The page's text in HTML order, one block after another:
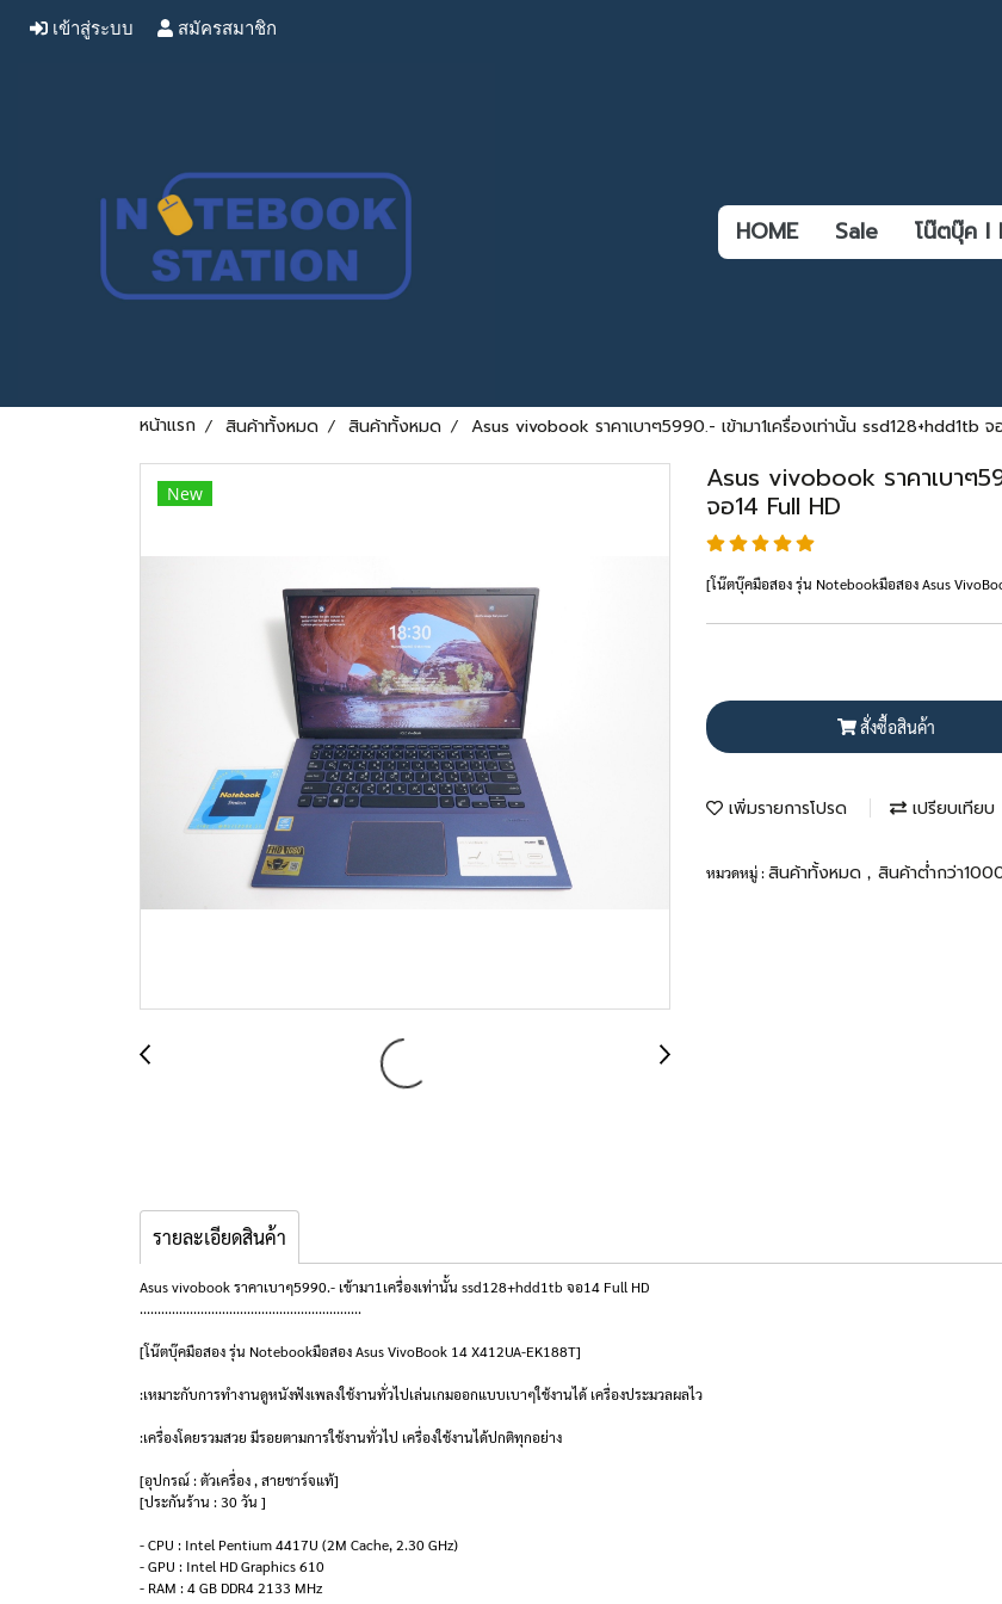
เข้าสู่ระบบ สมัครสมาชิก
HOME Sale โน๊ตบุ๊ค
หน้าแรก สินค้าทั้งหมด สินค้าทั้งหมด Asus vivobook ราคาเบาๆ5990.- เข้ามา1เครื่องเท่านั้น ssd128+hdd1tb จ
New
Asus vivobook ราคาเบาๆ
จอ14 Full HD
[โน๊ตบุ๊คมือสอง รุ่น Notebookมือสอง Asus
สั่งซื้อสินค้า
เพิ่มรายการโปรด เปรียบเทียบ
หมวดหมู่ :สินค้าทั้งหมด , สินค้าต่ำกว่า
รายละเอียดสินค้า
Asus vivobook ราคาเบาๆ5990.- เข้ามา1เครื่องเท่านั้น ssd128+hdd1tb จอ14 Full HD
..............................................................
[โน๊ตบุ๊คมือสอง รุ่น Notebookมือสอง Asus VivoBook 14 X412UA-EK188T]
:เหมาะกับการทำงานดูหนังฟังเพลงใช้งานทั่วไปเล่นเกมออกแบบเบาๆใช้งานได้ เครื่องประมวลผลไว
:เครื่องโดยรวมสวย มีรอยตามการใช้งานทั่วไป เครื่องใช้งานได้ปกติทุกอย่าง
[อุปกรณ์ : ตัวเครื่อง , สายชาร์จแท้]
[ประกันร้าน : 30 วัน ]
- CPU : Intel Pentium 4417U (2M Cache, 2.30 GHz)
- GPU : Intel HD Graphics 610
- RAM : 4 GB DDR4 2133 MHz